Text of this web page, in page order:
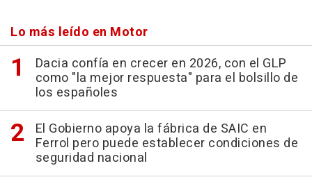
Lo más leído en Motor
Dacia confía en crecer en 2026, con el GLP
como "la mejor respuesta" para el bolsillo de
los españoles
El Gobierno apoya la fábrica de SAIC en
Ferrol pero puede establecer condiciones de
seguridad nacional